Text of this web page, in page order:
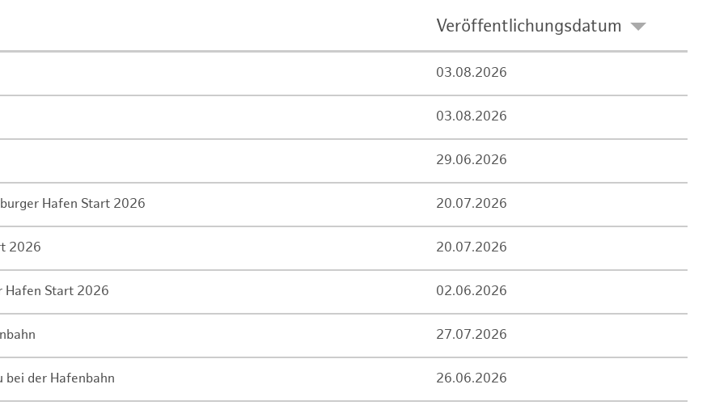
Veröffentlichungsdatum
03.08.2026
03.08.2026
29.06.2026
Hafen Start 2026 20.07.2026
2026 20.07.2026
Hafen Start 2026 02.06.2026
27.07.2026
der Hafenbahn 26.06.2026